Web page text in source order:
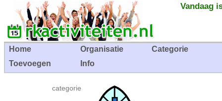
Vandaag
Home Organisatie
Categorie
Toevoegen
Info
categorie